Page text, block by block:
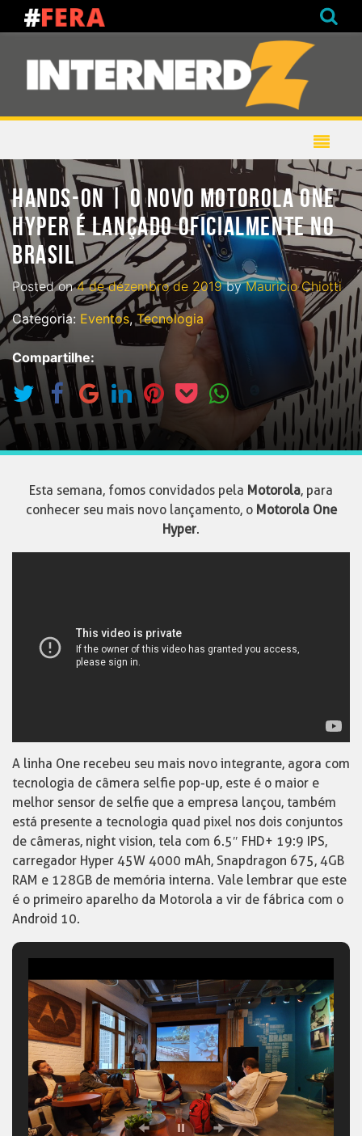
HANDS-ON | O NOVO MOTOROLA ONE
HYPER É LANÇADO OFICIALMENTE NO
BRASIL
Posted on4 de dezembro de 2019byMauricio Chiotti
Categoria: Eventos,Tecnologia
Compartilhe:
Esta semana, fomos convidados pela Motorola, para
conhecer seu mais novo lançamento, o Motorola One
Hyper.
A linha One recebeu seu mais novo integrante, agora com
tecnologia de câmera selfie pop-up, este é o maior e
melhor sensor de selfie que a empresa lançou, também
está presente a tecnologia quad pixel nos dois conjuntos
de câmeras, night vision, tela com 6.5″ FHD+ 19:9 IPS,
carregador Hyper 45W 4000 mAh, Snapdragon 675, 4GB
RAM e 128GB de memória interna. Vale lembrar que este
é o primeiro aparelho da Motorola a vir de fábrica com o
Android 10.